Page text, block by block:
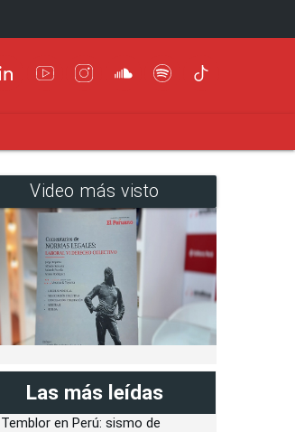
Video más visto
Las más leídas
Temblor en Perú: sismo de